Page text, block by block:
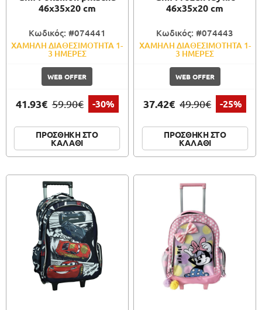
46x35x20 cm
Κωδικός: #074441
ΧΑΜΗΛΗ ΔΙΑΘΕΣΙΜΟΤΗΤΑ 1-
3 ΗΜΕΡΕΣ
WEB OFFER
41.93€ 59.90€ -30%
ΠΡΟΣΘΗΚΗ ΣΤΟ
ΚΑΛΑΘΙ
46x35x20 cm
Κωδικός: #074443
ΧΑΜΗΛΗ ΔΙΑΘΕΣΙΜΟΤΗΤΑ 1-
3 ΗΜΕΡΕΣ
WEB OFFER
37.42€ 49.90€ -25%
ΠΡΟΣΘΗΚΗ ΣΤΟ
ΚΑΛΑΘΙ